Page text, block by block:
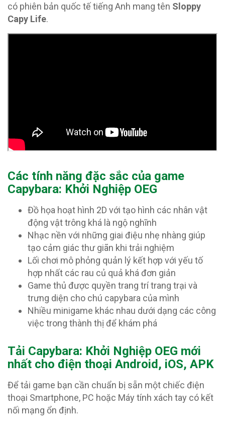
có phiên bản quốc tế tiếng Anh mang tên Sloppy
Capy Life.
Các tính năng đặc sắc của game
Capybara: Khởi Nghiệp OEG
Đồ họa hoạt hình 2D với tạo hình các nhân vật
động vật trông khá là ngộ nghĩnh
Nhạc nền với những giai điệu nhẹ nhàng giúp
tạo cảm giác thư giãn khi trải nghiệm
Lối chơi mô phỏng quản lý kết hợp với yếu tố
hợp nhất các rau củ quả khá đơn giản
Game thủ được quyền trang trí trang trại và
trưng diện cho chú capybara của mình
Nhiều minigame khác nhau dưới dạng các công
việc trong thành thị để khám phá
Tải Capybara: Khởi Nghiệp OEG mới
nhất cho điện thoại Android, iOS, APK
Để tải game bạn cần chuẩn bị sẵn một chiếc điện
thoại Smartphone, PC hoặc Máy tính xách tay có kết
nối mạng ổn định.